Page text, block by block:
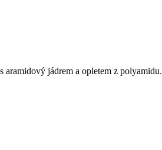
aramidový jádrem a opletem z polyamidu.